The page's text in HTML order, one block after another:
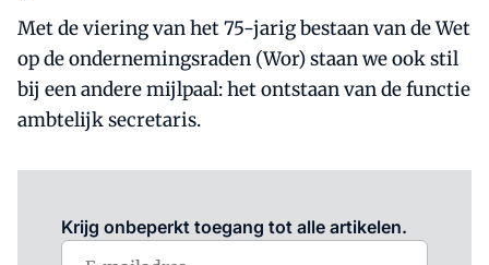
Met de viering van het 75-jarig bestaan van de Wet
op de ondernemingsraden (Wor) staan we ook stil
bij een andere mijlpaal: het ontstaan van de functie
ambtelijk secretaris.
Krijg onbeperkt toegang tot alle artikelen.